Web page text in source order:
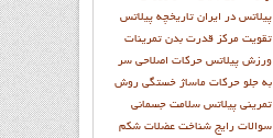
پيلاتس در ايران تاريخچه پيلاتس
تقويت مركز قدرت بدن تمرينات
ورزش پيلاتس حرکات اصلاحی سر
به جلو حرکات ماساژ خستگی روش
تمرینی پیلاتس سلامت جسمانی
سوالات رايج شناخت عضلات شکم